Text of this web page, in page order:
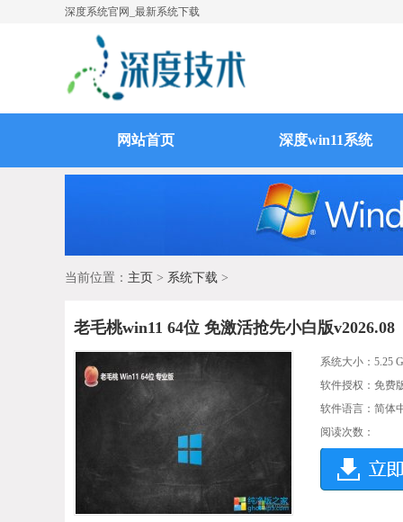
深度系统官网_最新系统下载
网站首页 深度win11系统
当前位置： 主页 > 系统下载 >
老毛桃win11 64位 免激活抢先小白版v2026.08
系统大小： 5.25 G
软件授权：免费
软件语言：简体
阅读次数：